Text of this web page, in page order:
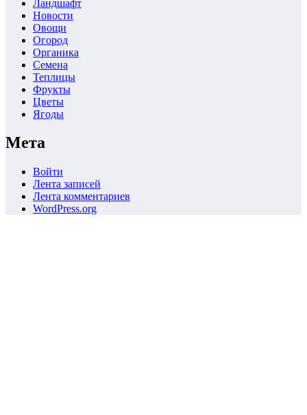
Ландшафт
Новости
Овощи
Огород
Органика
Семена
Теплицы
Фрукты
Цветы
Ягоды
Мета
Войти
Лента записей
Лента комментариев
WordPress.org